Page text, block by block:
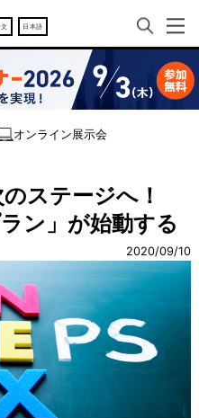
文 日本語
オンライン展示会
ステージへ！
ン」が始動する
2020/09/10